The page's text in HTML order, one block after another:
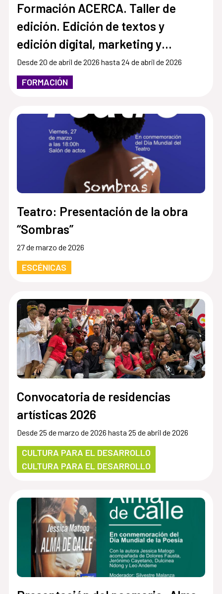
Formación ACERCA. Taller de
edición. Edición de textos y
edición digital, marketing y
mercado editorial
Desde 20 de abril de 2026 hasta 24 de abril de 2026
FORMACIÓN
Teatro: Presentación de la obra
“Sombras”
27 de marzo de 2026
ESCÉNICAS
Convocatoria de residencias
artísticas 2026
Desde 25 de marzo de 2026 hasta 25 de abril de 2026
CULTURA PARA EL DESARROLLO
CULTURA PARA EL DESARROLLO